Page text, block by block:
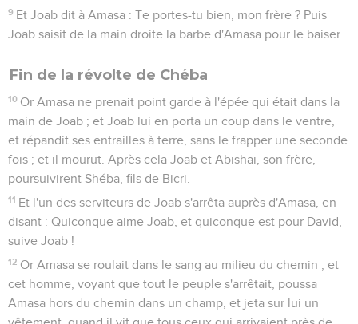
9 Et Joab dit à Amasa : Te portes-tu bien, mon frère ? Puis
Joab saisit de la main droite la barbe d'Amasa pour le baiser.
Fin de la révolte de Chéba
10 Or Amasa ne prenait point garde à l'épée qui était dans la
main de Joab ; et Joab lui en porta un coup dans le ventre,
et répandit ses entrailles à terre, sans le frapper une seconde
fois ; et il mourut. Après cela Joab et Abishaï, son frère,
poursuivirent Shéba, fils de Bicri.
11 Et l'un des serviteurs de Joab s'arrêta auprès d'Amasa, en
disant : Quiconque aime Joab, et quiconque est pour David,
suive Joab !
12 Or Amasa se roulait dans le sang au milieu du chemin ; et
cet homme, voyant que tout le peuple s'arrêtait, poussa
Amasa hors du chemin dans un champ, et jeta sur lui un